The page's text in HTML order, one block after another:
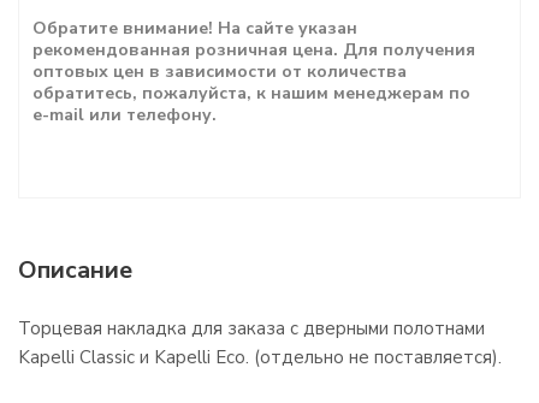
Обратите внимание! На сайте указан
рекомендованная розничная цена. Для получения
оптовых цен в зависимости от количества
обратитесь, пожалуйста, к нашим менеджерам по
e-mail или телефону.
Описание
Торцевая накладка для заказа с дверными полотнами
Kapelli Сlassic и Kapelli Eco. (отдельно не поставляется).